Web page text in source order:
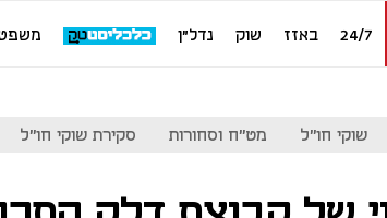
24/7 באזז שוק נדל"ן
שוקי חו"ל מט"ח וסחורות סקירת שוקי חו"ל